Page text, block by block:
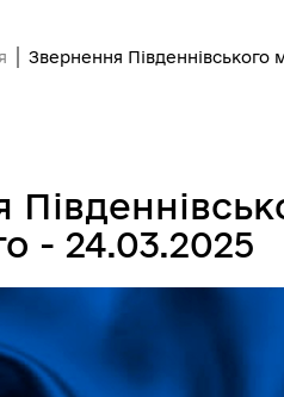
Звернення Південнівського
- 24.03.2025